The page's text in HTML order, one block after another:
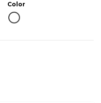
Color
BLANCO